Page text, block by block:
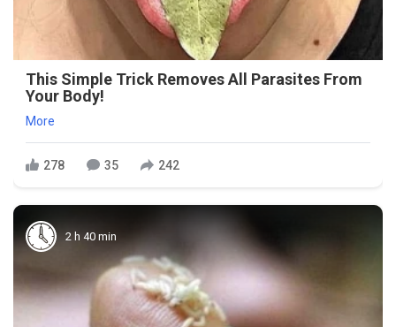
This Simple Trick Removes All Parasites From
Your Body!
More
278 35 242
2 h 40 min